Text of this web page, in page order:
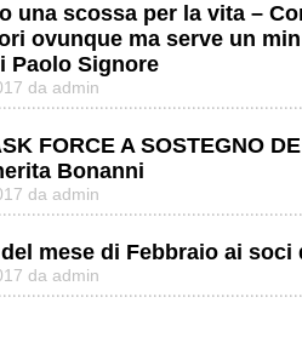
una scossa per la vita –
ovunque ma serve un
Paolo Signore
da admin
FORCE A SOSTEGNO
Bonanni
da admin
mese di Febbraio ai soci
da admin